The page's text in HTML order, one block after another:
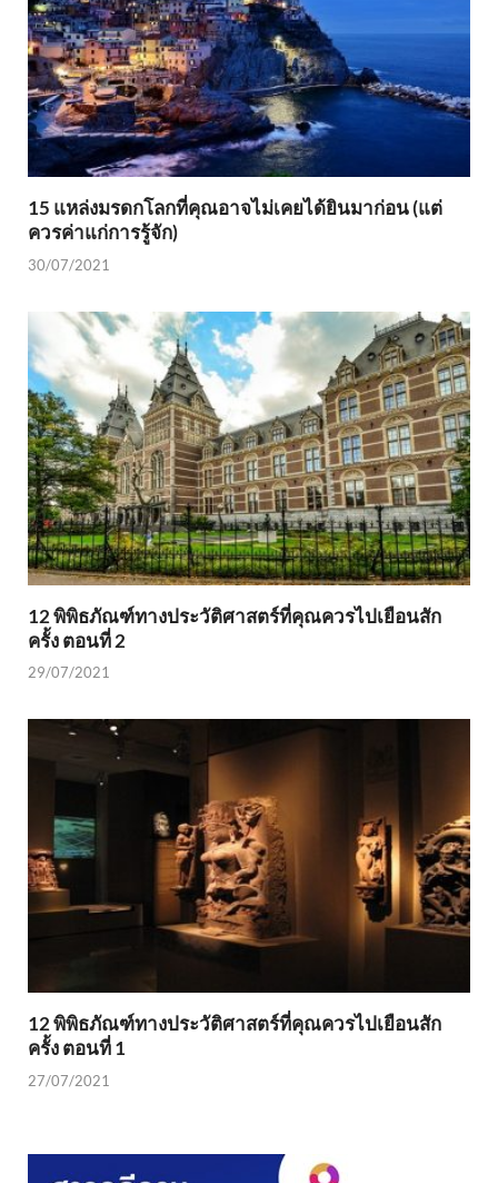
15 แหล่งมรดกโลกที่คุณอาจไม่เคยได้ยินมาก่อน (แต่
ควรค่าแก่การรู้จัก)
30/07/2021
12 พิพิธภัณฑ์ทางประวัติศาสตร์ที่คุณควรไปเยือนสัก
ครั้ง ตอนที่ 2
29/07/2021
12 พิพิธภัณฑ์ทางประวัติศาสตร์ที่คุณควรไปเยือนสัก
ครั้ง ตอนที่ 1
27/07/2021